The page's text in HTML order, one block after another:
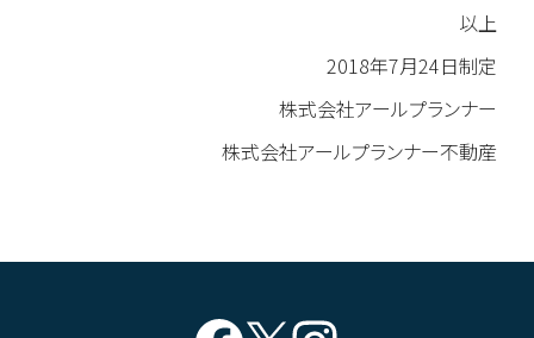
以上
2018年7月24日制定
株式会社アールプランナー
株式会社アールプランナー不動産